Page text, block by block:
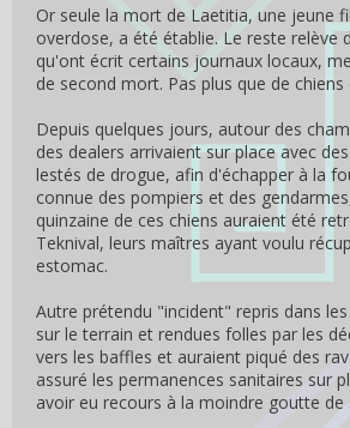
Or seule la mort de Laetitia, une jeune
overdose, a été établie. Le reste relève
qu'ont écrit certains journaux locaux,
de second mort. Pas plus que de chiens
Depuis quelques jours, autour des
des dealers arrivaient sur place avec
lestés de drogue, afin d'échapper à la
connue des pompiers et des
quinzaine de ces chiens auraient été
Teknival, leurs maîtres ayant voulu
estomac.
Autre prétendu "incident" repris dans
sur le terrain et rendues folles par les
vers les baffles et auraient piqué des
assuré les permanences sanitaires sur
avoir eu recours à la moindre goutte de